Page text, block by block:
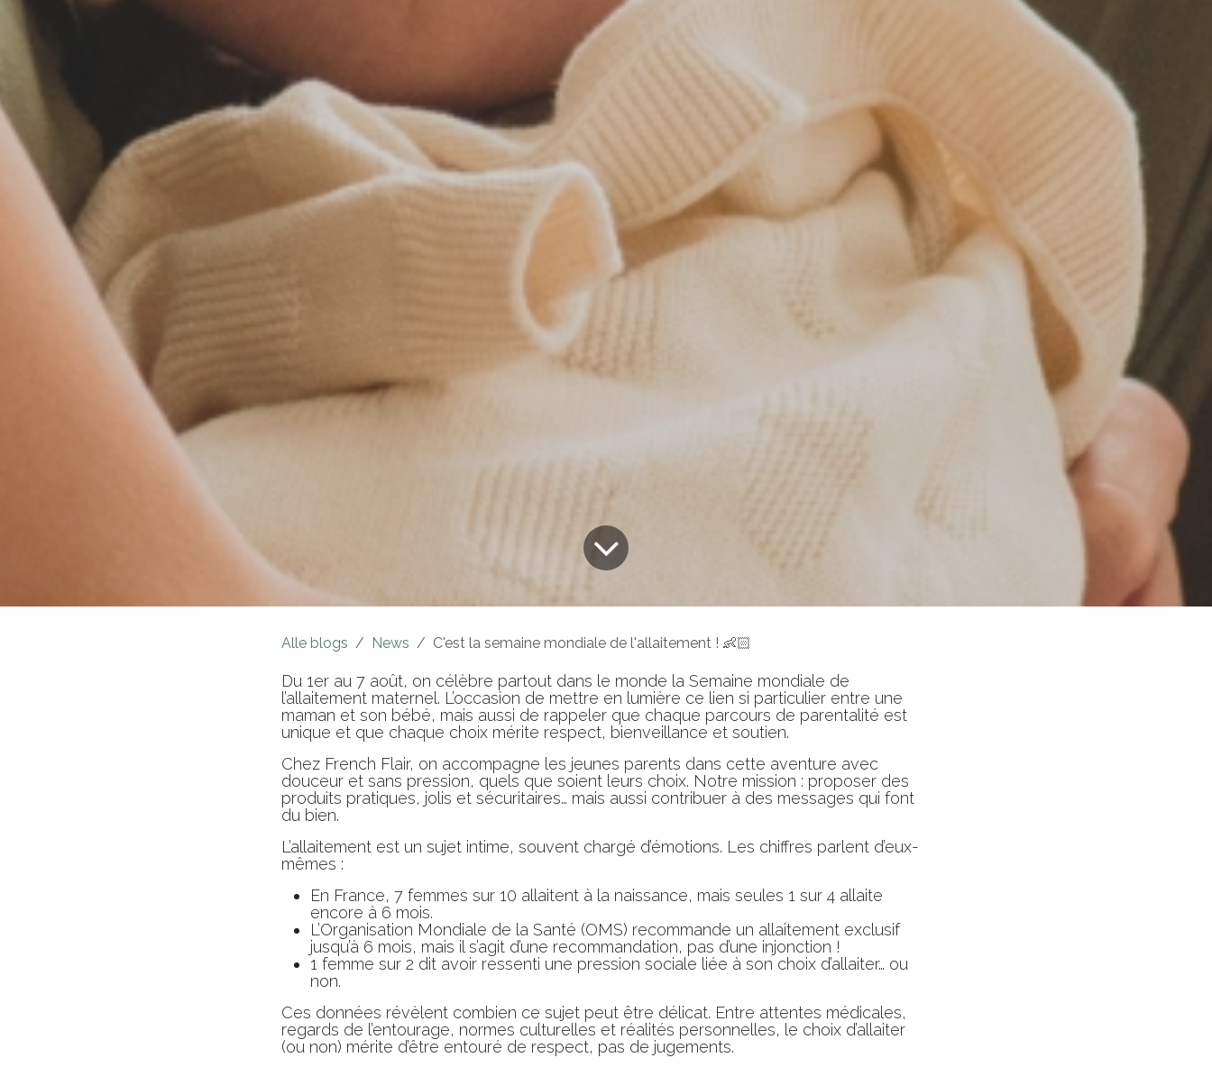
Alle blogs News C'est la semaine mondiale de l'allaitement ! 👶🏻​
Du 1er au 7 août, on célèbre partout dans le monde la Semaine mondiale de
l’allaitement maternel. L’occasion de mettre en lumière ce lien si particulier entre une
maman et son bébé, mais aussi de rappeler que chaque parcours de parentalité est
unique et que chaque choix mérite respect, bienveillance et soutien.
Chez French Flair, on accompagne les jeunes parents dans cette aventure avec
douceur et sans pression, quels que soient leurs choix. Notre mission : proposer des
produits pratiques, jolis et sécuritaires… mais aussi contribuer à des messages qui font
du bien.
L’allaitement est un sujet intime, souvent chargé d’émotions. Les chiffres parlent d’eux-
mêmes :
En France, 7 femmes sur 10 allaitent à la naissance, mais seules 1 sur 4 allaite
encore à 6 mois.
L’Organisation Mondiale de la Santé (OMS) recommande un allaitement exclusif
jusqu’à 6 mois, mais il s’agit d’une recommandation, pas d’une injonction !
1 femme sur 2 dit avoir ressenti une pression sociale liée à son choix d’allaiter… ou
non.
Ces données révèlent combien ce sujet peut être délicat. Entre attentes médicales,
regards de l’entourage, normes culturelles et réalités personnelles, le choix d’allaiter
(ou non) mérite d’être entouré de respect, pas de jugements.